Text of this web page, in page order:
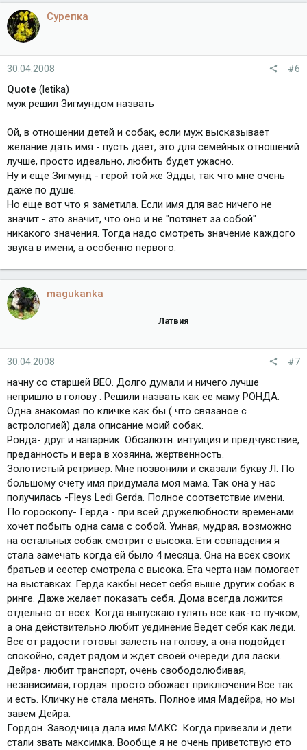
Сурепка
30.04.2008 #6
Quote (letika)
муж решил Зигмундом назвать
Ой, в отношении детей и собак, если муж высказывает
желание дать имя - пусть дает, это для семейных отношений
лучше, просто идеально, любить будет ужасно.
Ну и еще Зигмунд - герой той же Эдды, так что мне очень
даже по душе.
Но еще вот что я заметила. Если имя для вас ничего не
значит - это значит, что оно и не "потянет за собой"
никакого значения. Тогда надо смотреть значение каждого
звука в имени, а особенно первого.
magukanka
Латвия
30.04.2008 #7
начну со старшей ВЕО. Долго думали и ничего лучше
непришло в голову . Решили назвать как ее маму РОНДА.
Одна знакомая по кличке как бы ( что связаное с
астрологией) дала описание моий собак.
Ронда- друг и напарник. Обсалютн. интуиция и предчувствие,
преданность и вера в хозяина, жертвенность.
Золотистый ретривер. Мне позвонили и сказали букву Л. По
большому счету имя придумала моя мама. Так она у нас
получилась -Fleys Ledi Gerda. Полное соответствие имени.
По гороскопу- Герда - при всей дружелюбности временами
хочет побыть одна сама с собой. Умная, мудрая, возможно
на остальных собак смотрит с высока. Ети совпадения я
стала замечать когда ей было 4 месяца. Она на всех своих
братьев и сестер смотрела с высока. Ета черта нам помогает
на выставках. Герда какбы несет себя выше других собак в
ринге. Даже желает показать себя. Дома всегда ложится
отдельно от всех. Когда выпускаю гулять все как-то пучком,
а она действительно любит уединение.Ведет себя как леди.
Все от радости готовы залесть на голову, а она подойдет
спокойно, сядет рядом и ждет своей очереди для ласки.
Дейра- любит транспорт, очень свободолюбивая,
независимая, гордая. просто обожает приключения.Все так
и есть. Кличку не стала менять. Полное имя Мадейра, но мы
завем Дейра.
Гордон. Заводчица дала имя МАКС. Когда привезли и дети
стали звать максимка. Вообще я не очень приветствую ето